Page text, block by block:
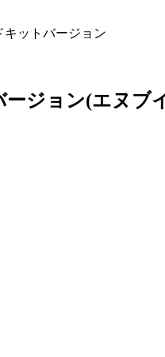
キットバージョン
ージョン(エヌブ